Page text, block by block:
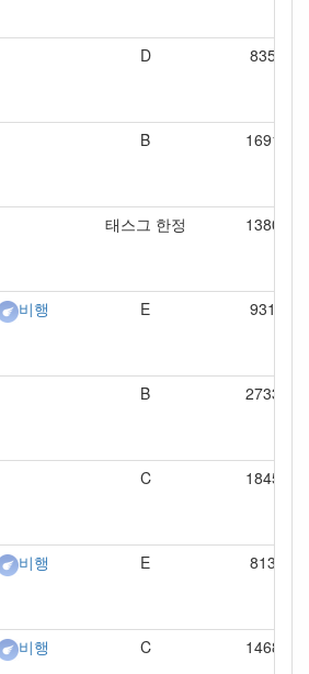
D 835
B 1691
태스그 한정 1380
비행 E 931
B 2733
C 1845
비행 E 813
비행 C 1468